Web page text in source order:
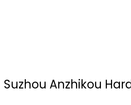
Suzhou Anzhikou